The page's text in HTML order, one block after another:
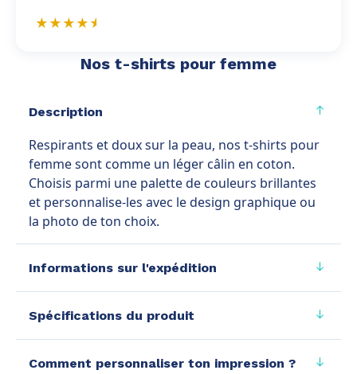
Nos t-shirts pour femme
Description
Respirants et doux sur la peau, nos t-shirts pour
femme sont comme un léger câlin en coton.
Choisis parmi une palette de couleurs brillantes
et personnalise-les avec le design graphique ou
la photo de ton choix.
Informations sur l'expédition
Spécifications du produit
Comment personnaliser ton impression ?